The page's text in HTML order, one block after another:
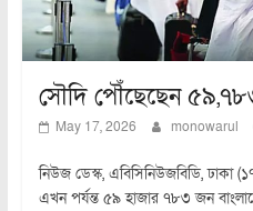
সৌদি পৌঁছেছেন ৫৯,৭৮৩
May 17, 2026 monowarul
নিউজ ডেস্ক, এবিসিনিউজবিডি, ঢাকা
এখন পর্যন্ত ৫৯ হাজার ৭৮৩ জন